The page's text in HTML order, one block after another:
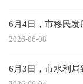
6月4日，市移民
2026-06-08
6月3日，市水利